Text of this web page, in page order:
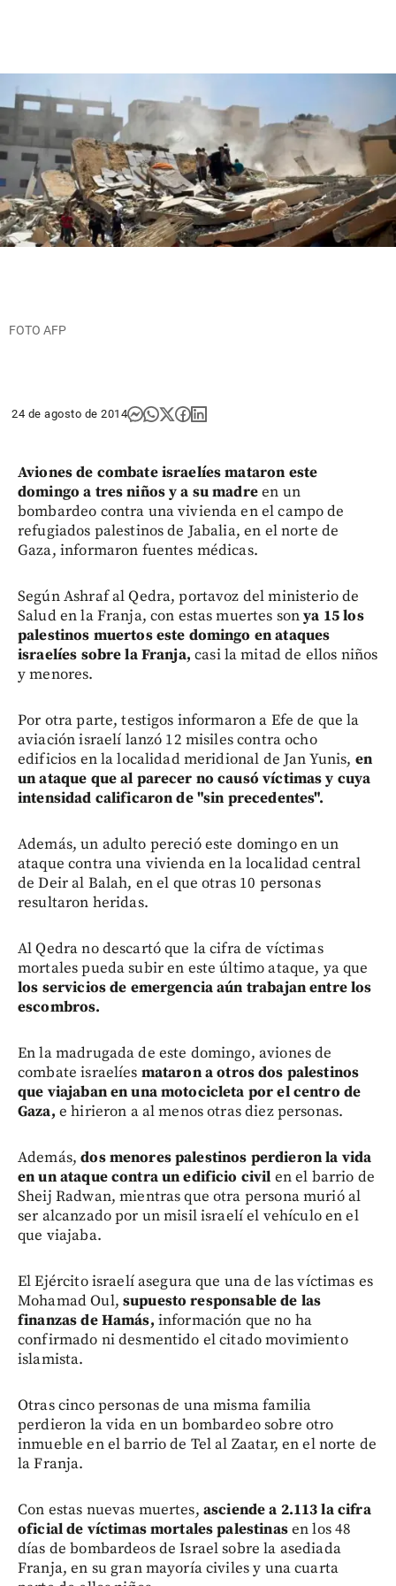
FOTO AFP
24 de agosto de 2014
Aviones de combate israelíes mataron este
domingo a tres niños y a su madreen un
bombardeo contra una vivienda en el campo de
refugiados palestinos de Jabalia, en el norte de
Gaza, informaron fuentes médicas.
Según Ashraf al Qedra, portavoz del ministerio de
Salud en la Franja, con estas muertes sonya 15 los
palestinos muertos este domingo en ataques
israelíes sobre la Franja, casi la mitad de ellos niños
y menores.
Por otra parte, testigos informaron a Efe de que la
aviación israelí lanzó 12 misiles contra ocho
edificios en la localidad meridional de Jan Yunis, en
un ataque que al parecer no causó víctimas y cuya
intensidad calificaron de "sin precedentes".
Además, un adulto pereció este domingo en un
ataque contra una vivienda en la localidad central
de Deir al Balah, en el que otras 10 personas
resultaron heridas.
Al Qedra no descartó que la cifra de víctimas
mortales pueda subir en este último ataque, ya que
los servicios de emergencia aún trabajan entre los
escombros.
En la madrugada de este domingo, aviones de
combate israelíes mataron a otros dos palestinos
que viajaban en una motocicleta por el centro de
Gaza, e hirieron a al menos otras diez personas.
Además,dos menores palestinos perdieron la vida
en un ataque contra un edificio civil en el barrio de
Sheij Radwan, mientras que otra persona murió al
ser alcanzado por un misil israelí el vehículo en el
que viajaba.
El Ejército israelí asegura que una de las víctimas es
Mohamad Oul, supuesto responsable de las
finanzas de Hamás, información que no ha
confirmado ni desmentido el citado movimiento
islamista.
Otras cinco personas de una misma familia
perdieron la vida en un bombardeo sobre otro
inmueble en el barrio de Tel al Zaatar, en el norte de
la Franja.
Con estas nuevas muertes, asciende a 2.113 la cifra
oficial de víctimas mortales palestinasen los 48
días de bombardeos de Israel sobre la asediada
Franja, en su gran mayoría civiles y una cuarta